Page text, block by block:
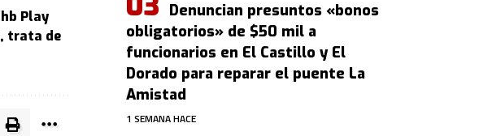
hb Play
, trata de
Denuncian presuntos «bonos
obligatorios» de $50 mil a
funcionarios en El Castillo y El
Dorado para reparar el puente La
Amistad
1 SEMANA HACE